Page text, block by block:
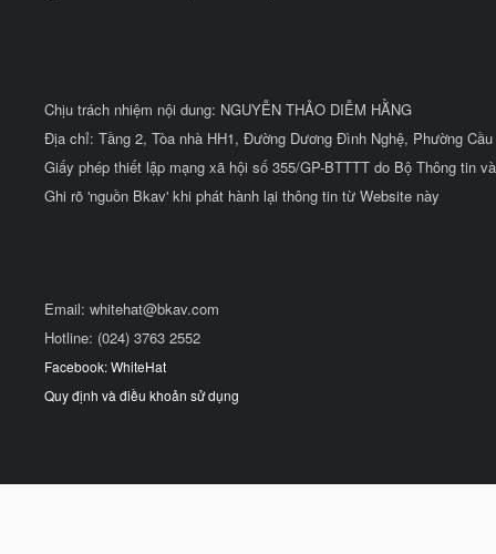
Chịu trách nhiệm nội dung: NGUYỄN THẢO DIỄM HẰNG
Địa chỉ: Tầng 2, Tòa nhà HH1, Đường Dương Đình Nghệ, Phường
Giấy phép thiết lập mạng xã hội số 355/GP-BTTTT do Bộ Thông tin
Ghi rõ 'nguồn Bkav' khi phát hành lại thông tin từ Website này
Email: whitehat@bkav.com
Hotline: (024) 3763 2552
Facebook: WhiteHat
Quy định và điều khoản sử dụng